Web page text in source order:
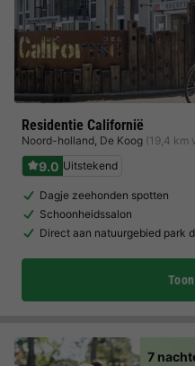
Residentie Californië
Noord-holland, De Koog (19,4 km
9.0 Uitstekend
Dagje zeehonden spotten
Schoonheidssalon
Direct aan natuurgebied park
7